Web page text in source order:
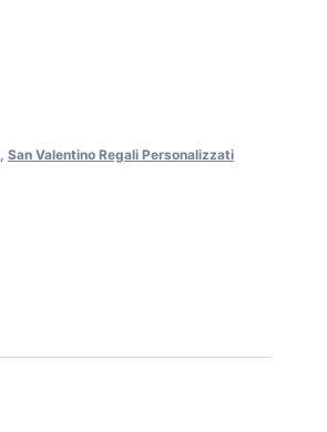
San Valentino Regali Personalizzati